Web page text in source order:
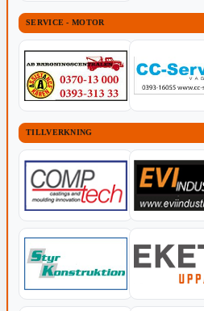
SERVICE - MOTOR
TILLVERKNING